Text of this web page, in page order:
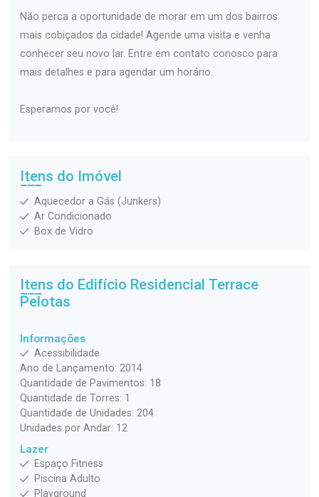
Não perca a oportunidade de morar em um dos bairros
mais cobiçados da cidade! Agende uma visita e venha
conhecer seu novo lar. Entre em contato conosco para
mais detalhes e para agendar um horário.
Esperamos por você!
Itens do Imóvel
Aquecedor a Gás (Junkers)
Ar Condicionado
Box de Vidro
Itens do Edifício Residencial Terrace
Pelotas
Informações
Acessibilidade
Ano de Lançamento: 2014
Quantidade de Pavimentos: 18
Quantidade de Torres: 1
Quantidade de Unidades: 204
Unidades por Andar: 12
Lazer
Espaço Fitness
Piscina Adulto
Playground